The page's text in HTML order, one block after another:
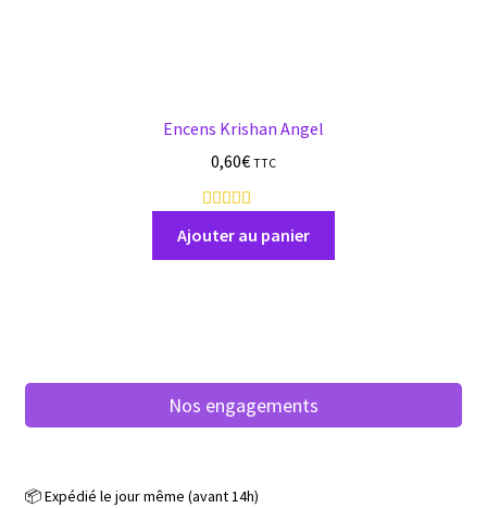
Encens Krishan Angel
0,60€ TTC
Ajouter au panier
Nos engagements
📦 Expédié le jour même (avant 14h)